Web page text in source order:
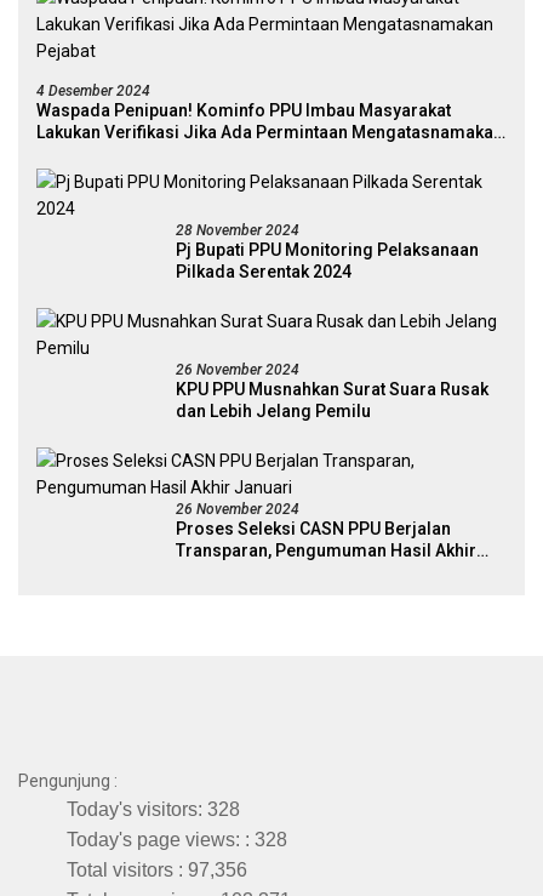
4 Desember 2024
Waspada Penipuan! Kominfo PPU Imbau Masyarakat
Lakukan Verifikasi Jika Ada Permintaan Mengatasnamakan
28 November 2024
Pj Bupati PPU Monitoring Pelaksanaan
Pilkada Serentak 2024
26 November 2024
KPU PPU Musnahkan Surat Suara Rusak
dan Lebih Jelang Pemilu
26 November 2024
Proses Seleksi CASN PPU Berjalan
Transparan, Pengumuman Hasil Akhir
Pengunjung :
Today's visitors: 328
Today's page views: : 328
Total visitors : 97,356